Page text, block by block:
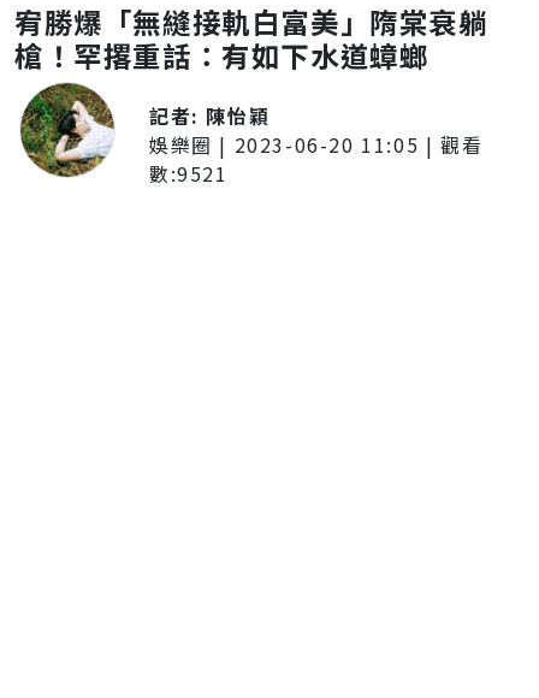
宥勝爆「無縫接軌白富美」隋棠衰躺
槍！罕撂重話：有如下水道蟑螂
記者: 陳怡穎
娛樂圈 | 2023-06-20 11:05 | 觀看
數:9521